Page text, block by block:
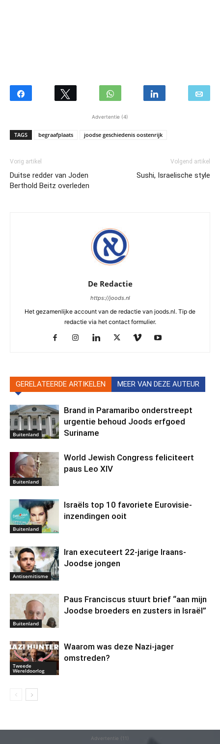
Advertentie (4)
TAGS begraafplaats joodse geschiedenis oostenrijk
Vorig artikel
Duitse redder van Joden
Berthold Beitz overleden
Volgend artikel
Sushi, Israelische style
De Redactie
https://joods.nl
Het gezamenlijke account van de redactie van joods.nl. Tip de
redactie via het contact formulier.
GERELATEERDE ARTIKELEN MEER VAN DEZE AUTEUR
Buitenland
Brand in Paramaribo onderstreept
urgentie behoud Joods erfgoed
Suriname
Buitenland
World Jewish Congress feliciteert
paus Leo XIV
Buitenland
Israëls top 10 favoriete Eurovisie-
inzendingen ooit
Antisemitisme
Iran executeert 22-jarige Iraans-
Joodse jongen
Buitenland
Paus Franciscus stuurt brief “aan mijn
Joodse broeders en zusters in Israël”
Tweede
Wereldoorlog
Waarom was deze Nazi-jager
omstreden?
Advertentie (11)